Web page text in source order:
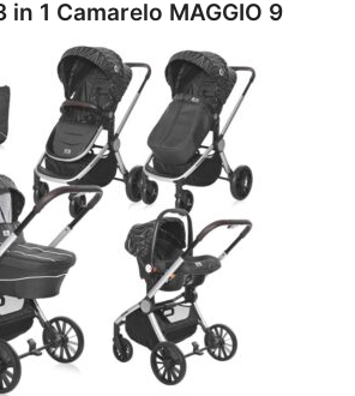
in 1 Camarelo MAGGIO 9